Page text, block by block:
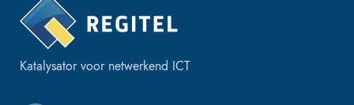
Katalysator voor netwerkend ICT